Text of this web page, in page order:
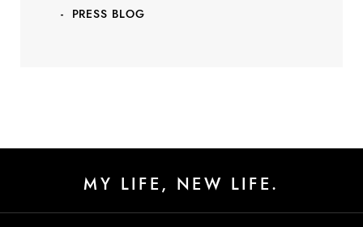
PRESS BLOG
MY LIFE, NEW LIFE.